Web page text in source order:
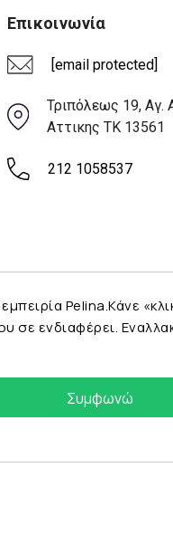
Επικοινωνία
[email protected]
Τριπόλεως 19, Αγ.
Αττικης ΤΚ 13561
212 1058537
Pelina.Κάνε
ενδιαφέρει.
Συμφωνώ